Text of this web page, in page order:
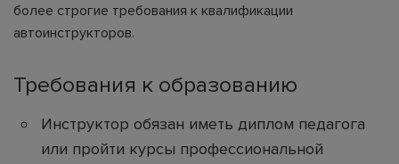
более строгие требования к квалификации
автоинструкторов.
Требования к образованию
Инструктор обязан иметь диплом педагога
или пройти курсы профессиональной